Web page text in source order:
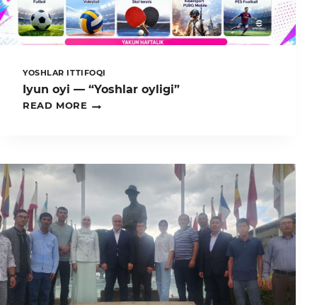
YOSHLAR ITTIFOQI
Iyun oyi — “Yoshlar oyligi”
READ MORE
IYUN